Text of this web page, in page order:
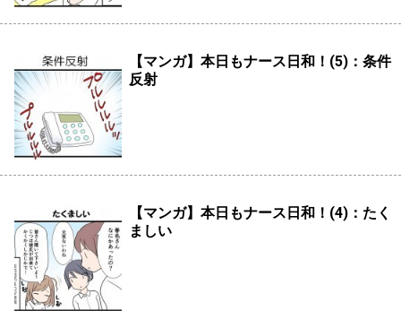
【マンガ】本日もナース日和！(5)：条件
反射
【マンガ】本日もナース日和！(4)：たく
ましい